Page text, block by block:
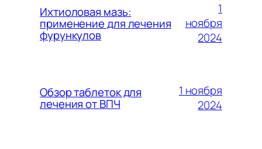
Ихтиоловая мазь:
применение для лечения
фурункулов
1
ноября
2024
Обзор таблеток для
лечения от ВПЧ
1 ноября
2024